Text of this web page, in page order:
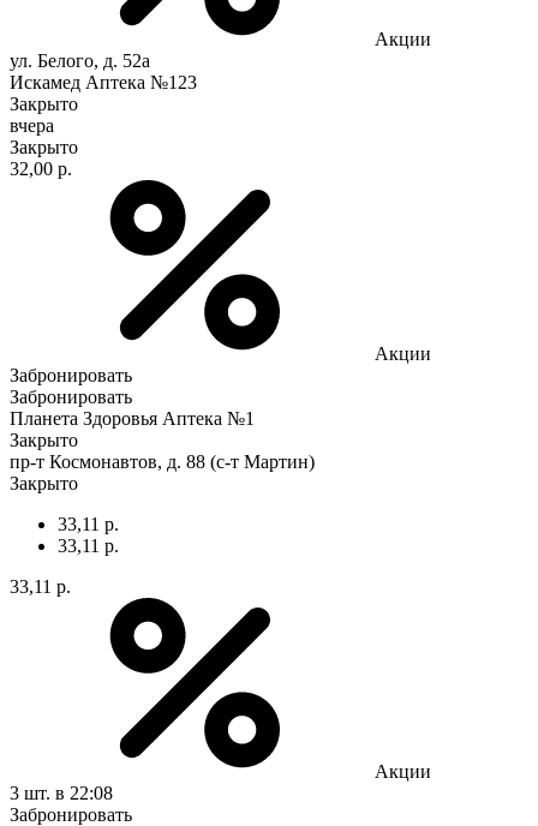
Акции
ул. Белого, д. 52а
Искамед Аптека №123
Закрыто
вчера
Закрыто
32,00 р.
Акции
Забронировать
Забронировать
Планета Здоровья Аптека №1
Закрыто
пр-т Космонавтов, д. 88 (с-т Мартин)
Закрыто
33,11 р.
33,11 р.
33,11 р.
Акции
3 шт. в 22:08
Забронировать